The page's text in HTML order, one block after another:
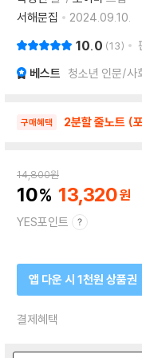
서해문집
2024.09.10.
10.0 13
베스트 청소년 인문/
구매혜택 2분할 줄노트 (
14,800원
10 13,320
YES포인트
앱 다운 시 1천원 상품권
결제혜택